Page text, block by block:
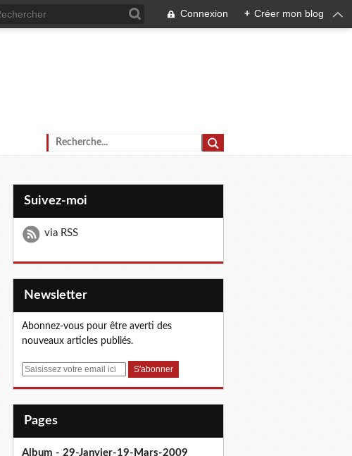
Connexion + Créer mon blog
Suivez-moi
via RSS
Newsletter
Abonnez-vous pour être averti des
nouveaux articles publiés.
E
Pages
Album - 29-Janvier-19-Mars-2009